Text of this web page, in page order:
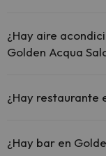
¿Hay aire
Golden Acqua
comunes.
¿Hay restaurante
¿Hay bar en